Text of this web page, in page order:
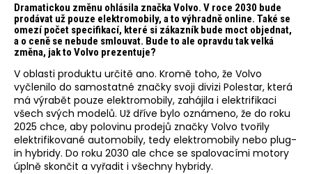
Dramatickou změnu ohlásila značka Volvo. V roce 2030 bude
prodávat už pouze elektromobily, a to výhradně online. Také se
omezí počet specifikací, které si zákazník bude moct objednat,
a o ceně se nebude smlouvat. Bude to ale opravdu tak velká
změna, jak to Volvo prezentuje?
V oblasti produktu určitě ano. Kromě toho, že Volvo
vyčlenilo do samostatné značky svoji divizi Polestar, která
má výrabět pouze elektromobily, zahájila i elektrifikaci
všech svých modelů. Už dříve bylo oznámeno, že do roku
2025 chce, aby polovinu prodejů značky Volvo tvořily
elektrifikované automobily, tedy elektromobily nebo plug-
in hybridy. Do roku 2030 ale chce se spalovacími motory
úplně skončit a vyřadit i všechny hybridy.